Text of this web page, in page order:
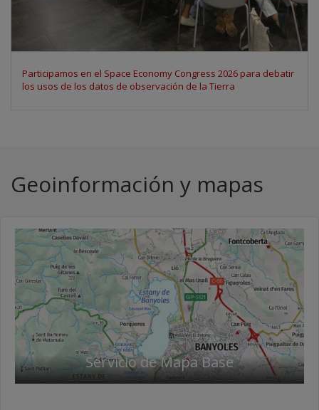
Memoria 2025: VISSIR 4, gemelos digitales urbanos, SIDL y
refuerzo de la vigilancia de los riesgos naturales, como
principales metas
Geoinformación y mapas
Servicio de Mapa Base